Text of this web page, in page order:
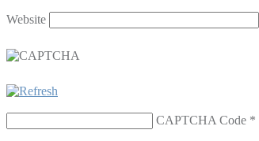
Website
CAPTCHA Code *